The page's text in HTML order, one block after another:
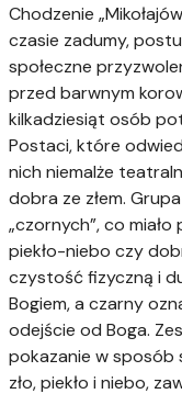
Chodzenie
czasie zadumy,
społeczne
przed barwnym
kilkadziesiąt osób
Postaci, które
nich niemalże
dobra ze złem.
„czornych”, co
piekło-niebo czy
czystość fizyczną i
Bogiem, a czarny
odejście od Boga.
pokazanie w
zło, piekło i niebo,